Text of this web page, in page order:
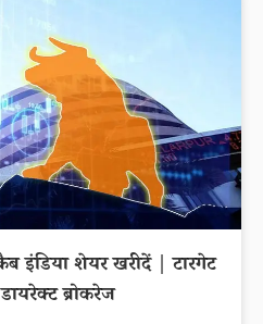
इंडिया शेयर खरीदें | टारगेट
ब्रोकरेज